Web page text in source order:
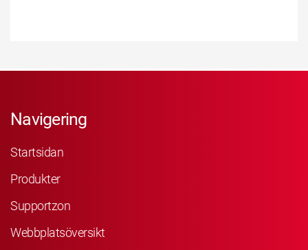
Navigering
Startsidan
Produkter
Supportzon
Webbplatsöversikt